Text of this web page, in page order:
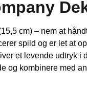
cm) – nem at
spild og er let at
et levende udtryk i
og kombinere med